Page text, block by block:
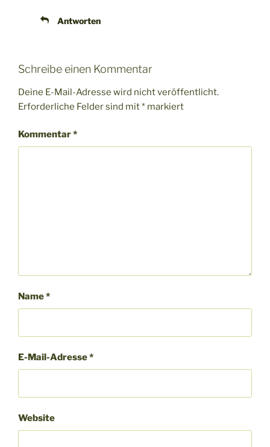
Antworten
Schreibe einen Kommentar
Deine E-Mail-Adresse wird nicht veröffentlicht.
Erforderliche Felder sind mit* markiert
Kommentar*
Name*
E-Mail-Adresse*
Website